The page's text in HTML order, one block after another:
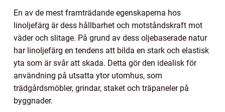
En av de mest framträdande egenskaperna hos
linoljefärg är dess hållbarhet och motståndskraft mot
väder och slitage. På grund av dess oljebaserade natur
har linoljefärg en tendens att bilda en stark och elastisk
yta som är svår att skada. Detta gör den idealisk för
användning på utsatta ytor utomhus, som
trädgårdsmöbler, grindar, staket och träpaneler på
byggnader.